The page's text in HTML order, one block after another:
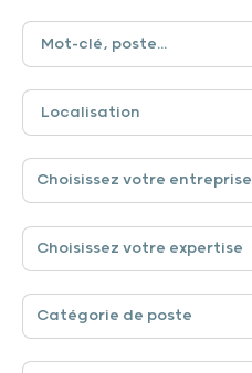
Choisissez votre entreprise
Choisissez votre expertise
Catégorie de poste